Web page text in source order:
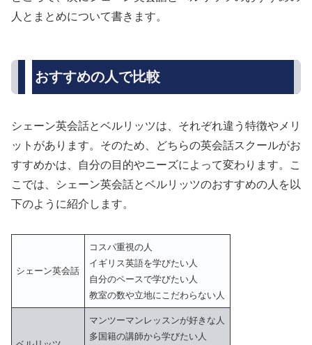
人とまとめについて書きます。
おすすめの人で比較
シェーン英会話とベルリッツは、それぞれ違う特徴やメリ
ットがあります。そのため、どちらの英会話スクールがお
すすめかは、自分の目的やニーズによって変わります。こ
こでは、シェーン英会話とベルリッツのおすすめの人を以
下のように紹介します。
シェーン英会話
コスパ重視の人
イギリス英語を学びたい人
自分のペースで学びたい人
教室の数や立地にこだわらない人
マンツーマンレッスンが好きな人
多国籍の講師から学びたい人